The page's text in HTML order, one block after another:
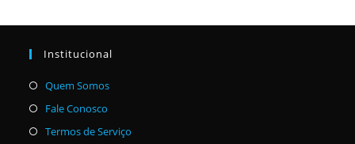
Institucional
Quem SomosAbre
Fale Conosco
em
Termos de Serviço